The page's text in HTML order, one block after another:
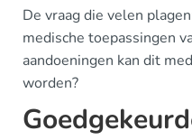
De vraag die velen
medische toepassingen
aandoeningen kan dit
worden?